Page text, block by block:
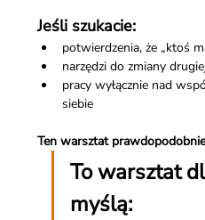
Jeśli szukacie:
potwierdzenia, że „ktoś
narzędzi do zmiany
pracy wyłącznie nad
siebie
Ten warsztat
To warsztat
myślą: